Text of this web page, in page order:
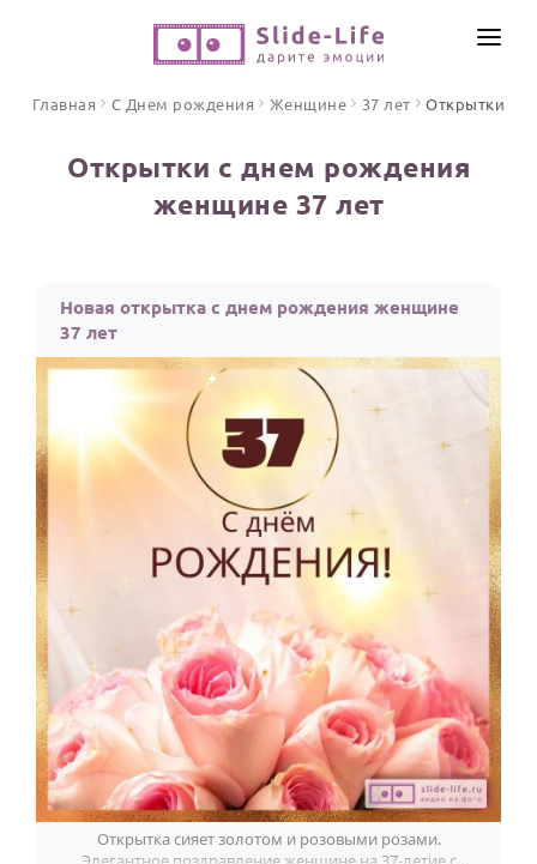
ПО ФОРМАТУ
Открытки
Стихи и тексты
С Днем рождения
Свадьба
Годовщина свадьбы
Календарь праздников
КОМУ
Женщине
Мужчине
Маме
Папе
ИНСТРУМЕНТЫ
ОТЗЫВЫ
Главная С Днем рождения Женщине 37 лет Открытки
Открытки с днем рождения
женщине 37 лет
Новая открытка с днем рождения женщине
37 лет
Открытка сияет золотом и розовыми розами.